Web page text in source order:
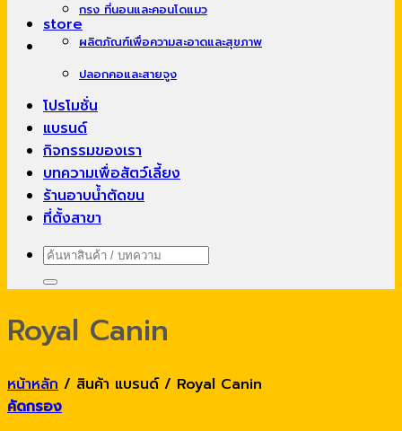
store
กรง ที่นอนและคอนโดแมว
ผลิตภัณฑ์เพื่อความสะอาดและสุขภาพ
ปลอกคอและสายจูง
โปรโมชั่น
แบรนด์
กิจกรรมของเรา
บทความเพื่อสัตว์เลี้ยง
ร้านอาบน้ำตัดขน
ที่ตั้งสาขา
ค้นหา:
Royal Canin
หน้าหลัก / สินค้า แบรนด์ / Royal Canin
คัดกรอง